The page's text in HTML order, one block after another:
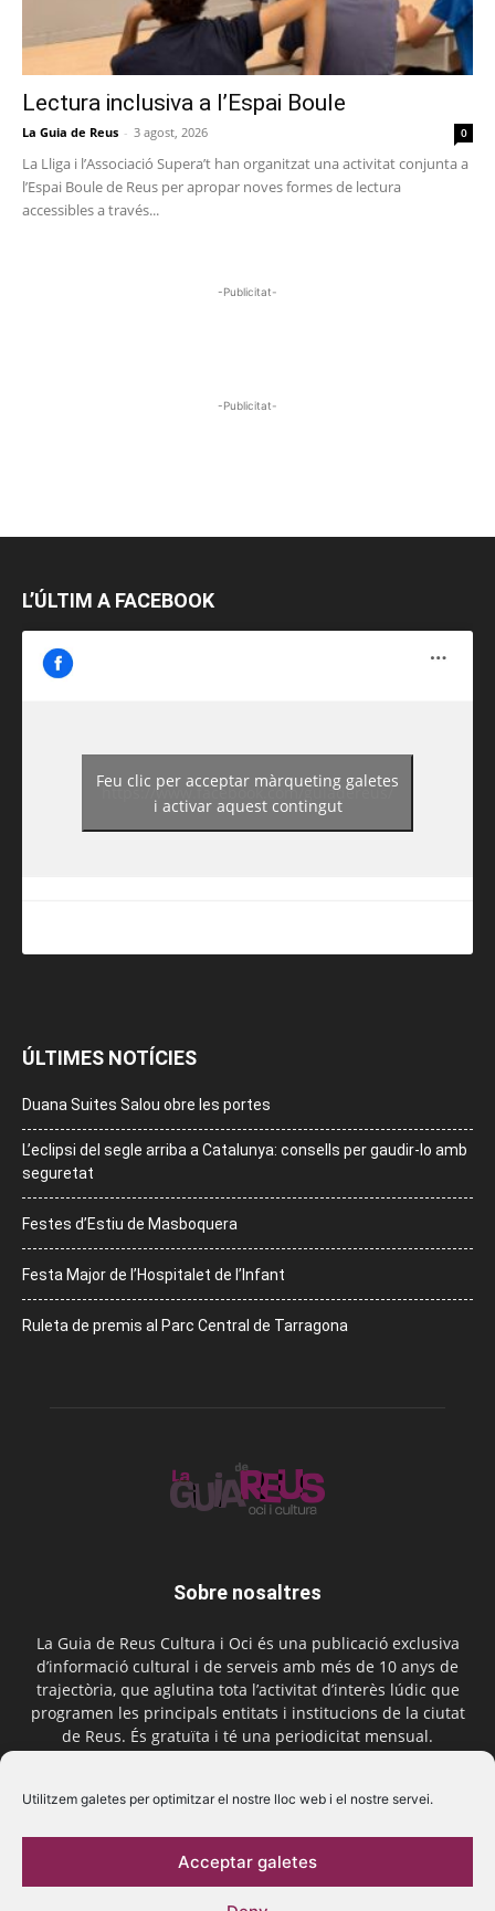
Utilitzem galetes per optimitzar el nostre lloc web i el nostre servei.
Acceptar galetes
Lectura inclusiva a l’Espai Boule
La Guia de Reus - 3 agost, 2026 0
La Lliga i l’Associació Supera’t han organitzat una activitat conjunta a
l’Espai Boule de Reus per apropar noves formes de lectura
accessibles a través...
-Publicitat-
-Publicitat-
L’ÚLTIM A FACEBOOK
https://www.facebook.com/guiadereus/
Feu clic per acceptar màrqueting galetes
i activar aquest contingut
ÚLTIMES NOTÍCIES
Duana Suites Salou obre les portes
L’eclipsi del segle arriba a Catalunya: consells per gaudir-lo amb
seguretat
Festes d’Estiu de Masboquera
Festa Major de l’Hospitalet de l’Infant
Ruleta de premis al Parc Central de Tarragona
Sobre nosaltres
La Guia de Reus Cultura i Oci és una publicació exclusiva
d’informació cultural i de serveis amb més de 10 anys de
trajectòria, que aglutina tota l’activitat d’interès lúdic que
programen les principals entitats i institucions de la ciutat
de Reus. És gratuïta i té una periodicitat mensual.
Segueix-nos